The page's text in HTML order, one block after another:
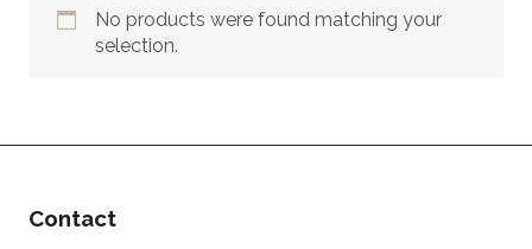
No products were found matching your
selection.
Contact